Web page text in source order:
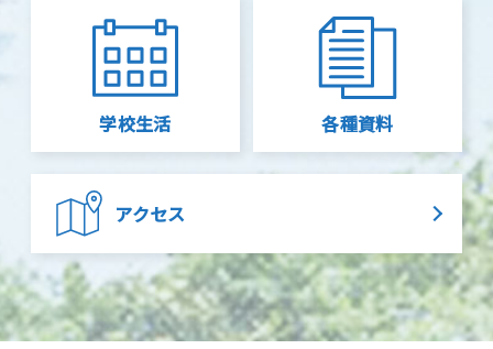
学校生活 各種資料
アクセス